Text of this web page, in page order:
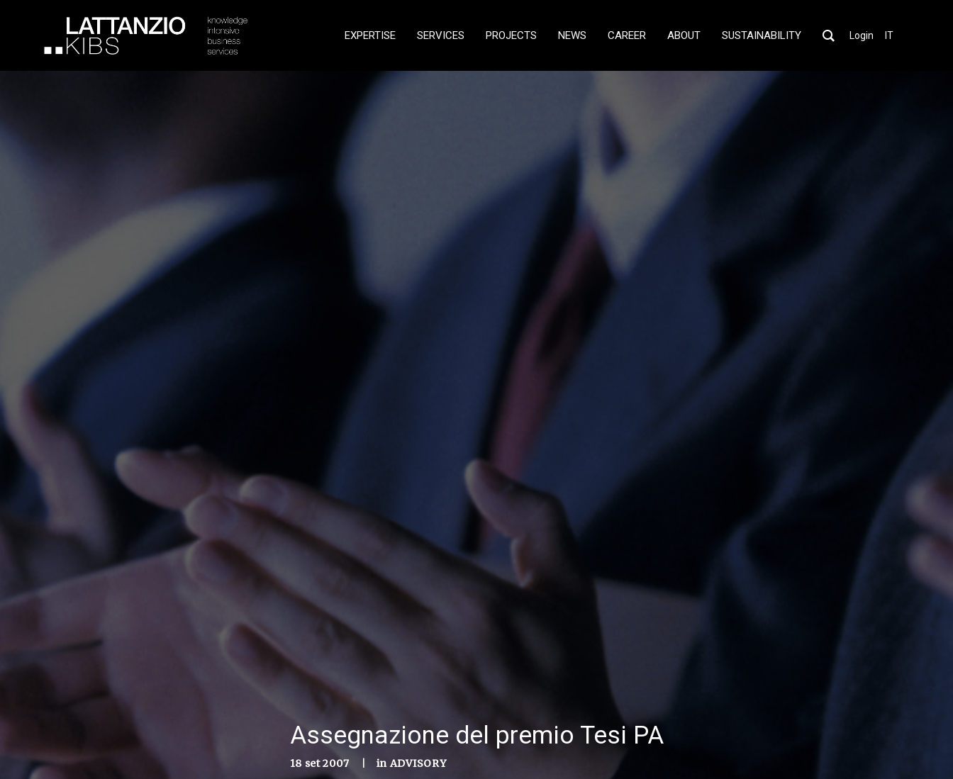
EXPERTISE SERVICES PROJECTS NEWS CAREER ABOUT SUSTAINABILITY Login IT
Assegnazione del premio Tesi PA
18 set 2007 in ADVISORY